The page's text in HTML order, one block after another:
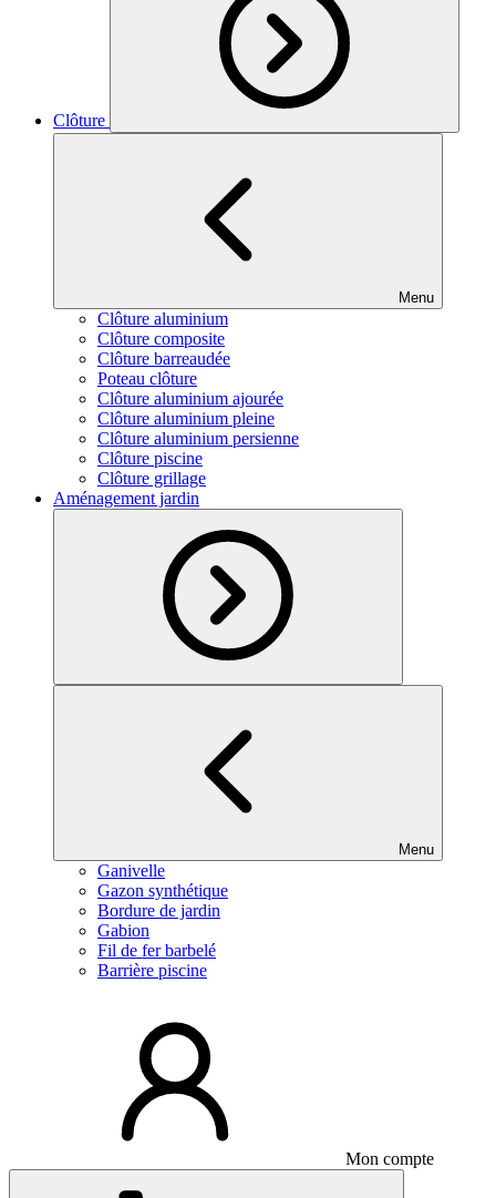
Clôture
Menu
Clôture aluminium
Clôture composite
Clôture barreaudée
Poteau clôture
Clôture aluminium ajourée
Clôture aluminium pleine
Clôture aluminium persienne
Clôture piscine
Clôture grillage
Aménagement jardin
Menu
Ganivelle
Gazon synthétique
Bordure de jardin
Gabion
Fil de fer barbelé
Barrière piscine
Mon compte